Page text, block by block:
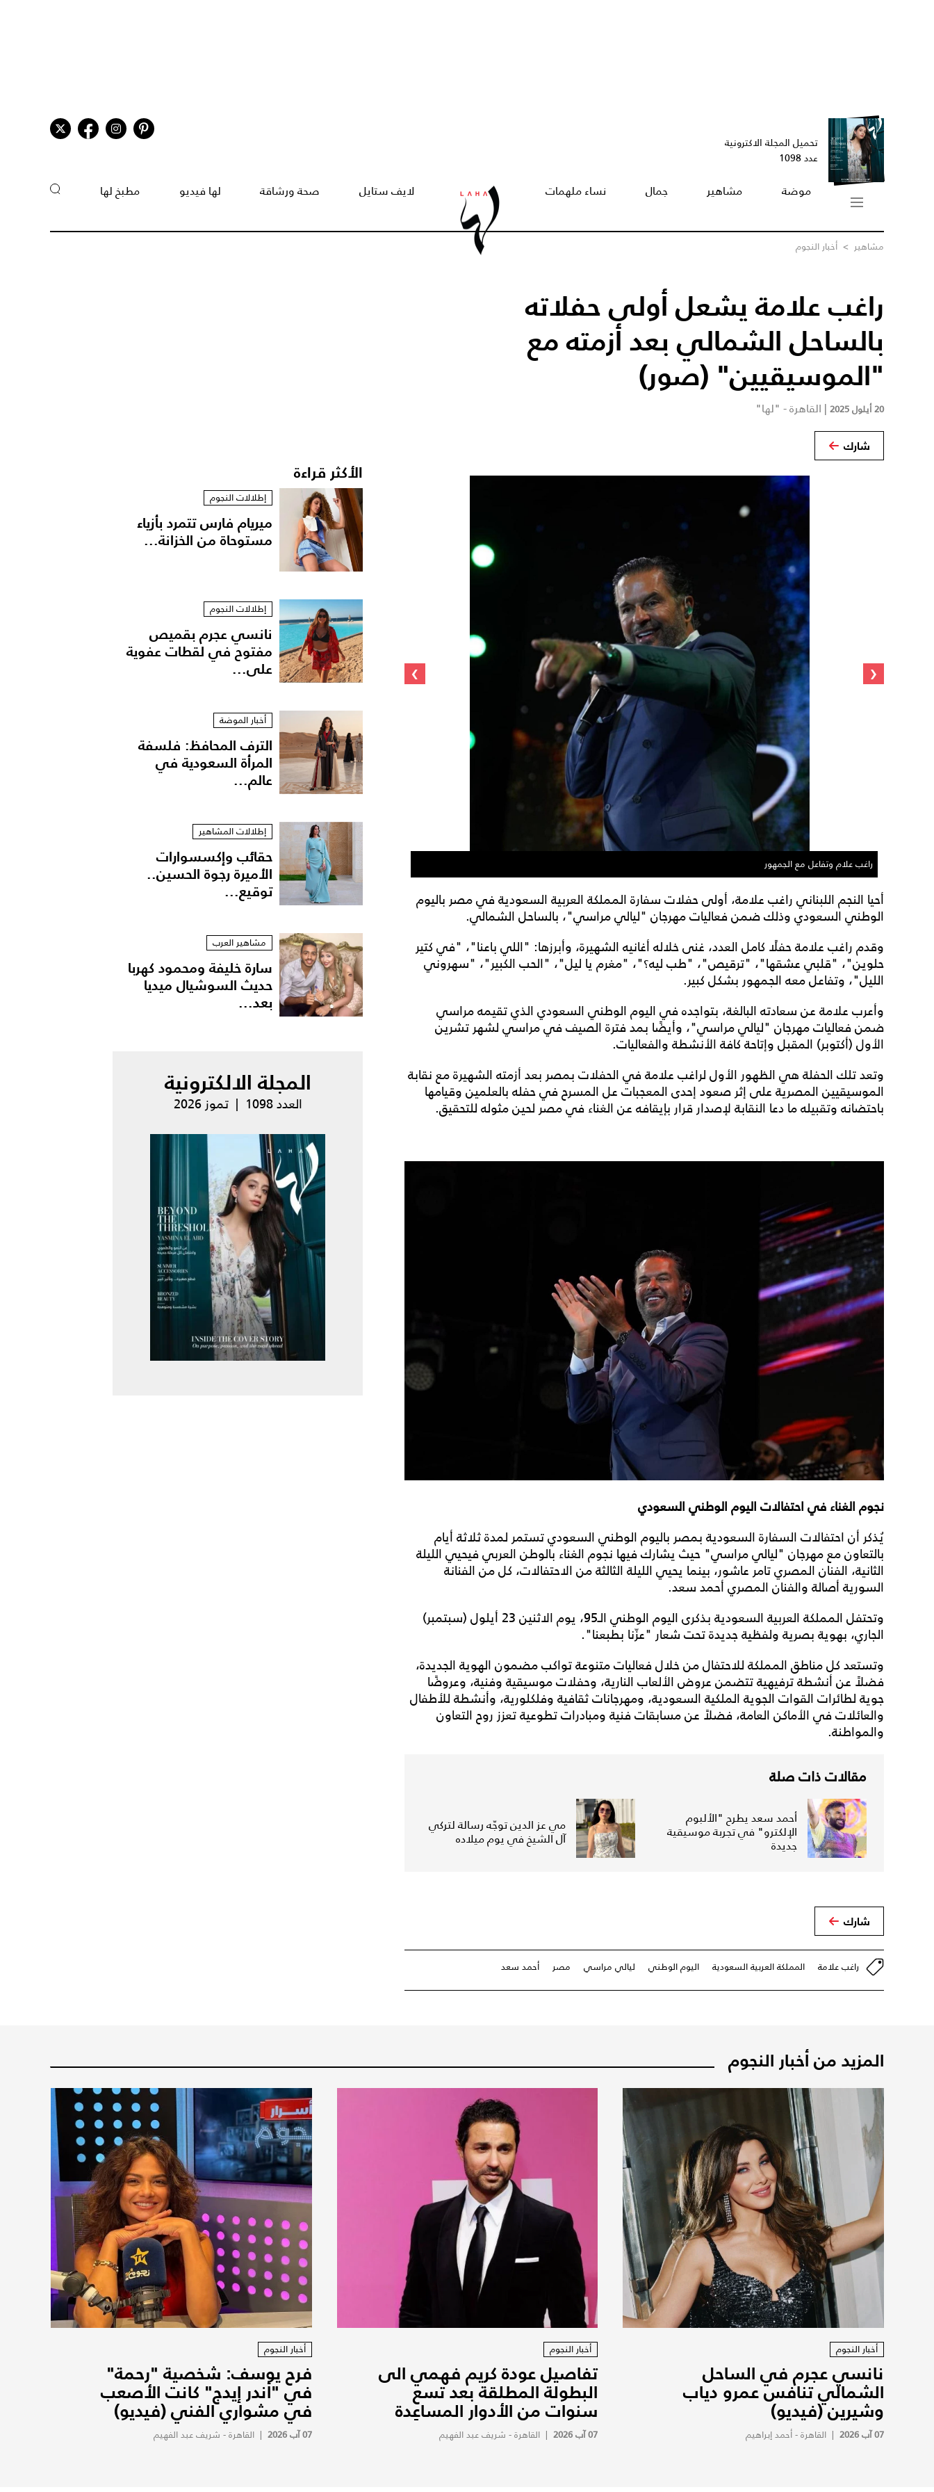
تحميل المجلة الاكترونية
عدد 1098
موضة مشاهير جمال نساء ملهمات لايف ستايل صحة ورشاقة لها فيديو مطبخ لها
مشاهير > أخبار النجوم
راغب علامة يشعل أولى حفلاته
بالساحل الشمالي بعد أزمته مع
"الموسيقيين" (صور)
20 أيلول 2025 | القاهرة - "لها"
شارك
راغب علام وتفاعل مع الجمهور
‹
›
أحيا النجم اللبناني راغب علامة، أولى حفلات سفارة المملكة العربية السعودية في مصر باليوم
الوطني السعودي وذلك ضمن فعاليات مهرجان "ليالي مراسي"، بالساحل الشمالي.
وقدم راغب علامة حفلًا كامل العدد، غنى خلاله أغانيه الشهيرة، وأبرزها: "اللي باعنا"، "في كتير
حلوين"، "قلبي عشقها"، "ترقيص"، "طب ليه؟"، "مغرم يا ليل"، "الحب الكبير"، "سهروني
الليل"، وتفاعل معه الجمهور بشكل كبير.
وأعرب علامة عن سعادته البالغة، بتواجده في اليوم الوطني السعودي الذي تقيمه مراسي
ضمن فعاليات مهرجان "ليالي مراسي"، وأيضًا بمد فترة الصيف في مراسي لشهر تشرين
الأول (أكتوبر) المقبل وإتاحة كافة الأنشطة والفعاليات.
وتعد تلك الحفلة هي الظهور الأول لراغب علامة في الحفلات بمصر بعد أزمته الشهيرة مع نقابة
الموسيقيين المصرية على إثر صعود إحدى المعجبات عل المسرح في حفله بالعلمين وقيامها
باحتضانه وتقبيله ما دعا النقابة لإصدار قرار بإيقافه عن الغناء في مصر لحين مثوله للتحقيق.
نجوم الغناء في احتفالات اليوم الوطني السعودي
يُذكر أن احتفالات السفارة السعودية بمصر باليوم الوطني السعودي تستمر لمدة ثلاثة أيام
بالتعاون مع مهرجان "ليالي مراسي" حيث يشارك فيها نجوم الغناء بالوطن العربي فيحيي الليلة
الثانية، الفنان المصري تامر عاشور، بينما يحيي الليلة الثالثة من الاحتفالات، كل من الفنانة
السورية أصالة والفنان المصري أحمد سعد.
وتحتفل المملكة العربية السعودية بذكرى اليوم الوطني الـ95، يوم الاثنين 23 أيلول (سبتمبر)
الجاري، بهوية بصرية ولفظية جديدة تحت شعار "عزّنا بطبعنا".
وتستعد كل مناطق المملكة للاحتفال من خلال فعاليات متنوعة تواكب مضمون الهوية الجديدة،
فضلاً عن أنشطة ترفيهية تتضمن عروض الألعاب النارية، وحفلات موسيقية وفنية، وعروضًا
جوية لطائرات القوات الجوية الملكية السعودية، ومهرجانات ثقافية وفلكلورية، وأنشطة للأطفال
والعائلات في الأماكن العامة، فضلاً عن مسابقات فنية ومبادرات تطوعية تعزز روح التعاون
والمواطنة.
مقالات ذات صلة
أحمد سعد يطرح "الألبوم
الإلكترو" في تجربة موسيقية
جديدة
مي عز الدين توجّه رسالة لتركي
آل الشيخ في يوم ميلاده
شارك
راغب علامة المملكة العربية السعودية اليوم الوطني ليالي مراسي مصر أحمد سعد
الأكثر قراءة
إطلالات النجوم
ميريام فارس تتمرد بأزياء
مستوحاة من الخزانة...
إطلالات النجوم
نانسي عجرم بقميص
مفتوح في لقطات عفوية
على...
أخبار الموضة
الترف المحافظ: فلسفة
المرأة السعودية في
عالم...
إطلالات المشاهير
حقائب وإكسسوارات
الأميرة رجوة الحسين..
توقيع...
مشاهير العرب
سارة خليفة ومحمود كهربا
حديث السوشيال ميديا
بعد...
المجلة الالكترونية
العدد 1098 | تموز 2026
المزيد من أخبار النجوم
أخبار النجوم
نانسي عجرم في الساحل
الشمالي تنافس عمرو دياب
وشيرين (فيديو)
07 آب 2026 | القاهرة - أحمد إبراهيم
أخبار النجوم
تفاصيل عودة كريم فهمي الى
البطولة المطلقة بعد تسع
سنوات من الأدوار المساعِدة
07 آب 2026 | القاهرة - شريف عبد الفهيم
أخبار النجوم
فرح يوسف: شخصية "رحمة"
في "أندر إيدج" كانت الأصعب
في مشواري الفني (فيديو)
07 آب 2026 |القاهرة - شريف عبد الفهيم